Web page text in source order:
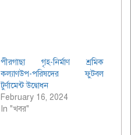
পীরগাছা গৃহ-নির্মাণ শ্রমিক
কল্যাণউপ-পরিষদের ফুটবল
টুর্ণামেন্ট উদ্বোধন
February 16, 2024
In "খবর"